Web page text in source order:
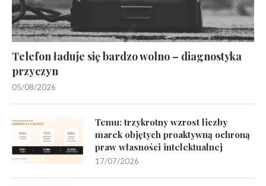
Telefon ładuje się bardzo wolno – diagnostyka
przyczyn
05/08/2026
Temu: trzykrotny wzrost liczby
marek objętych proaktywną ochroną
praw własności intelektualnej
17/07/2026